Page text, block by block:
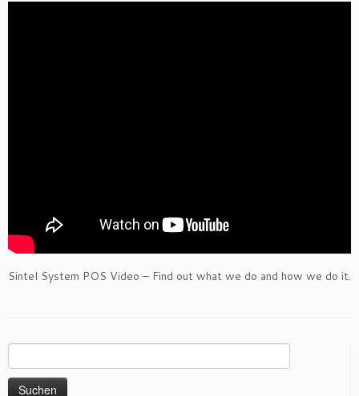
Sintel System POS Video – Find out what we do and how we do it.
Suchen
nach: